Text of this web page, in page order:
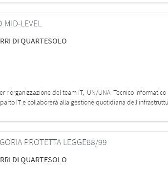
MID-LEVEL
DI QUARTESOLO
riorganizzazione del team IT, UN/UNA Tecnico
IT e collaborerà alla gestione quotidiana
PROTETTA LEGGE68/99
DI QUARTESOLO